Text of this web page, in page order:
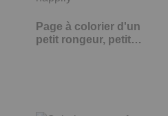
Page à colorier d'un
petit rongeur, petit…